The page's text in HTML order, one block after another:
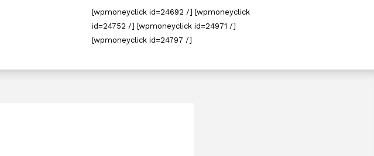
[wpmoneyclick id=24692 /] [wpmoneyclick
id=24752 /] [wpmoneyclick id=24971 /]
[wpmoneyclick id=24797 /]